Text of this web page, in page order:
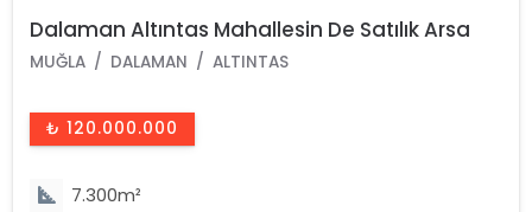
Dalaman Altıntas Mahallesin De Satılık Arsa
MUĞLA DALAMAN ALTINTAS
₺ 120.000.000
7.300m²